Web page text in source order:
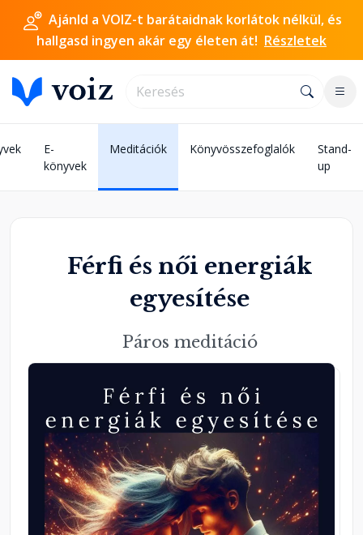
Ajánld a VOIZ-t barátaidnak korlátok nélkül, és
hallgasd ingyen akár egy életen át! Részletek
E-
könyvek
Meditációk Könyvösszefoglalók
Stand-
up
Férfi és női energiák
egyesítése
Páros meditáció